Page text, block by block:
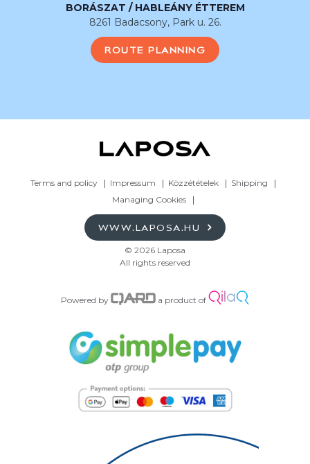
BORÁSZAT / HABLEÁNY ÉTTEREM
8261 Badacsony, Park u. 26.
ROUTE PLANNING
Terms and policy Impressum Közzétételek
Shipping
Managing Cookies
WWW.LAPOSA.HU
© 2026 Laposa
All rights reserved
Powered by a product of